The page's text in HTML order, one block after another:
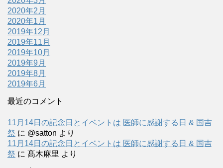
2020年2月
2020年1月
2019年12月
2019年11月
2019年10月
2019年9月
2019年8月
2019年6月
最近のコメント
11月14日の記念日とイベントは 医師に感謝する日 & 国吉
祭 に @satton より
11月14日の記念日とイベントは 医師に感謝する日 & 国吉
祭 に 髙木麻里 より